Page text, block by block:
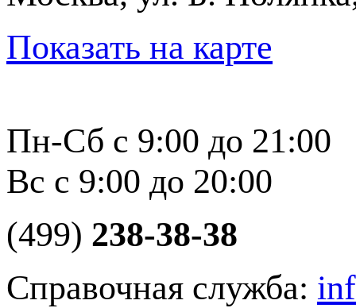
Показать на карте
Пн-Сб с 9:00 до 21:00
Вс с 9:00 до 20:00
(499) 238-38-38
Справочная служба: